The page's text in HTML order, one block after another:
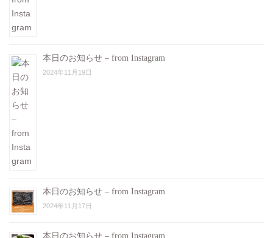
本日のお知らせ – from Instagram
2024年11月19日
本日のお知らせ – from Instagram
2024年11月17日
本日のお知らせ – from Instagram